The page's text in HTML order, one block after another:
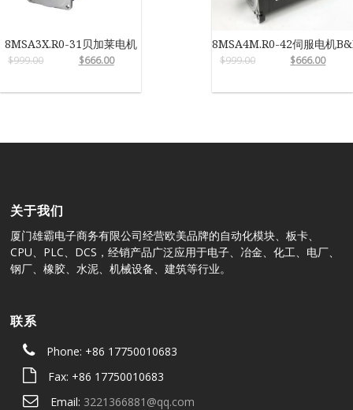
8MSA3X.R0-31贝加莱电机
$999.00 $666.00
8MSA4M.R0-42伺服电机
$999.00 $666.00
关于我们
厦门雄霸电子商务有限公司经营欧美品牌的自动化模块、板卡、
CPU、PLC、DCS，经销产品广泛应用于电子、冶金、化工、电厂、
钢厂、橡胶、水泥、机械设备、建筑等行业。
联系
Phone: +86 17750010683
Fax: +86 17750010683
Email: 3221366881@qq.com